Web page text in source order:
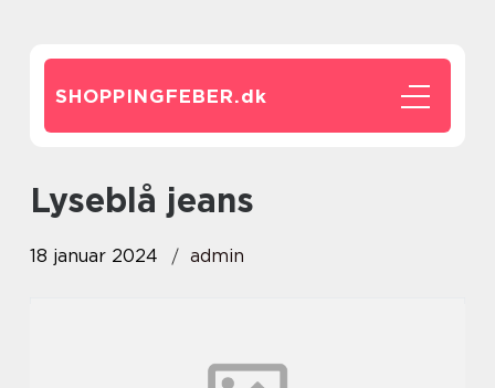
SHOPPINGFEBER.dk
lyseblå jeans
18 januar 2024 admin